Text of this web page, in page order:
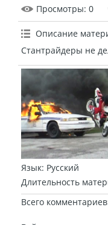
Просмотры: 0
Описание
Стантрайдеры не
Язык: Русский
Длительность
Всего комментариев